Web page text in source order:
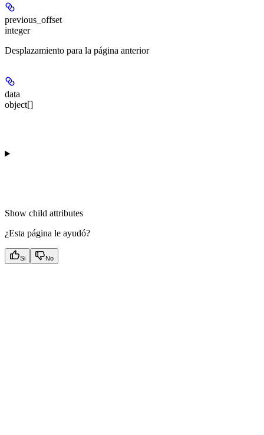
previous_offset
integer
Desplazamiento para la página anterior
data
object[]
Show child attributes
¿Esta página le ayudó?
Si No